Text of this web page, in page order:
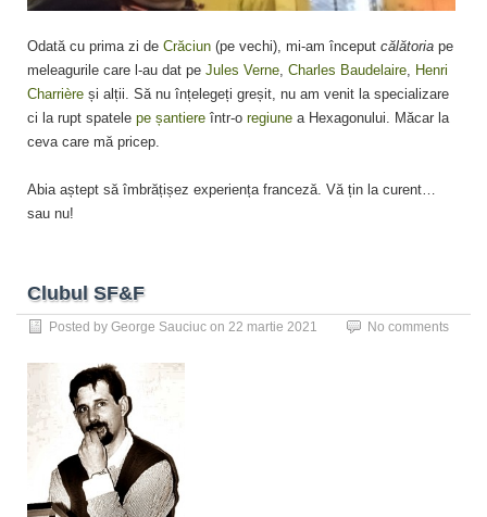
Odată cu prima zi de Crăciun (pe vechi), mi-am început călătoria pe
meleagurile care l-au dat pe Jules Verne, Charles Baudelaire, Henri
Charrière și alții. Să nu înțelegeți greșit, nu am venit la specializare
ci la rupt spatele pe șantiere într-o regiune a Hexagonului. Măcar la
ceva care mă pricep.
Abia aștept să îmbrățișez experiența franceză. Vă țin la curent…
sau nu!
Clubul SF&F
Posted by George Sauciuc on 22 martie 2021 No comments